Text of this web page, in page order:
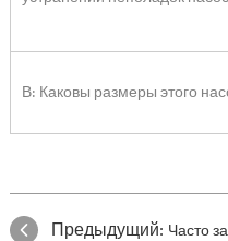
В: Каковы размеры этого
Предыдущий: Часто